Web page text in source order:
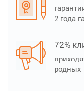
2 года
72%
родных